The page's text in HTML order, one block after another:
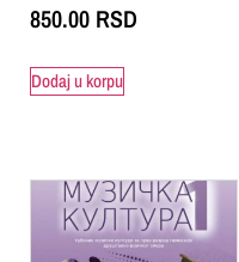
850.00 RSD
Dodaj u korpu